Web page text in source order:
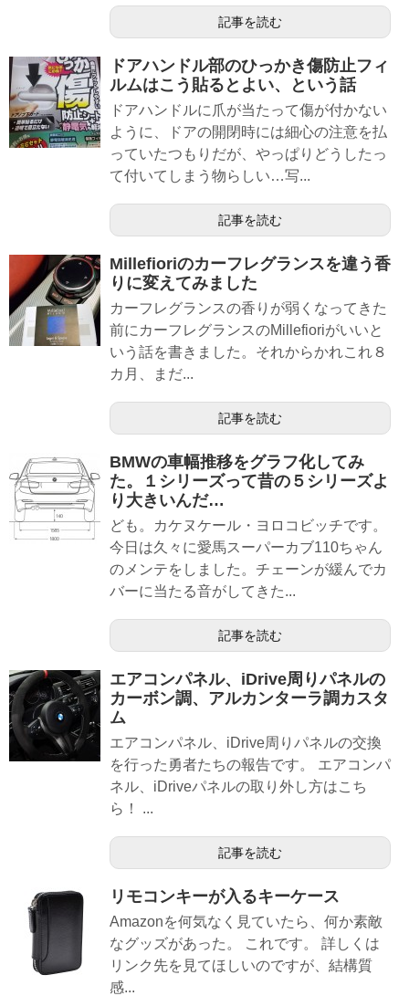
記事を読む
ドアハンドル部のひっかき傷防止フィ
ルムはこう貼るとよい、という話
ドアハンドルに爪が当たって傷が付かない
ように、ドアの開閉時には細心の注意を払
っていたつもりだが、やっぱりどうしたっ
て付いてしまう物らしい…写...
記事を読む
Millefioriのカーフレグランスを違う香
りに変えてみました
カーフレグランスの香りが弱くなってきた
前にカーフレグランスのMillefioriがいいと
いう話を書きました。それからかれこれ８
カ月、まだ...
記事を読む
BMWの車幅推移をグラフ化してみ
た。１シリーズって昔の５シリーズよ
り大きいんだ…
ども。カケヌケール・ヨロコビッチです。
今日は久々に愛馬スーパーカブ110ちゃん
のメンテをしました。チェーンが緩んでカ
バーに当たる音がしてきた...
記事を読む
エアコンパネル、iDrive周りパネルの
カーボン調、アルカンターラ調カスタ
ム
エアコンパネル、iDrive周りパネルの交換
を行った勇者たちの報告です。 エアコンパ
ネル、iDriveパネルの取り外し方はこち
ら！ ...
記事を読む
リモコンキーが入るキーケース
Amazonを何気なく見ていたら、何か素敵
なグッズがあった。 これです。 詳しくは
リンク先を見てほしいのですが、結構質
感...